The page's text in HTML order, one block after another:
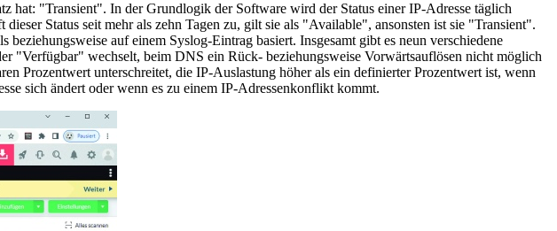
hat: "Transient". In der Grundlogik der Software wird der Status einer IP-Adresse täglich
Status seit mehr als zehn Tagen zu, gilt sie als "Available", ansonsten ist sie "Transient".
auf einem Syslog-Eintrag basiert. Insgesamt gibt es neun verschiedene
"Verfügbar" wechselt, beim DNS ein Rück- beziehungsweise Vorwärtsauflösen nicht möglich
Prozentwert unterschreitet, die IP-Auslastung höher als ein definierter Prozentwert ist, wenn
sich ändert oder wenn es zu einem IP-Adressenkonflikt kommt.